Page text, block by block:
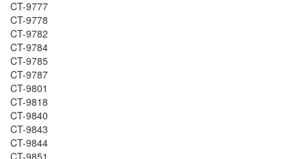
CT-9777
CT-9778
CT-9782
CT-9784
CT-9785
CT-9787
CT-9801
CT-9818
CT-9840
CT-9843
CT-9844
CT-9851